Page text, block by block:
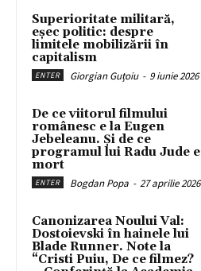
Superioritate militară,
eșec politic: despre
limitele mobilizării în
capitalism
ENTER Giorgian Guțoiu - 9 iunie 2026
De ce viitorul filmului
românesc e la Eugen
Jebeleanu. Și de ce
programul lui Radu Jude e
mort
ENTER Bogdan Popa - 27 aprilie 2026
Canonizarea Noului Val:
Dostoievski în hainele lui
Blade Runner. Note la
“Cristi Puiu, De ce filmez?